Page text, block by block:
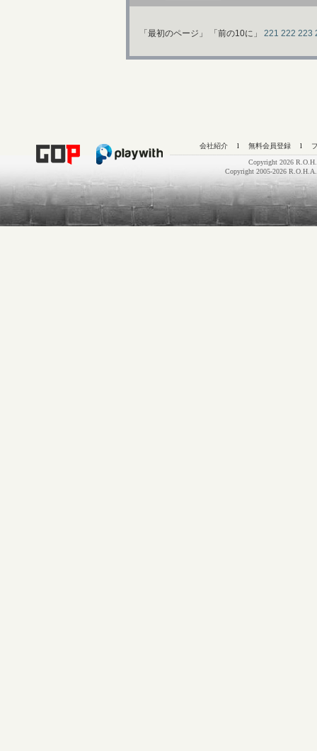
「最初のページ」 「前の10に」 221 222 223
会社紹介 l 無料会員登録 l
Copyright 2026
Copyright 2005-2026